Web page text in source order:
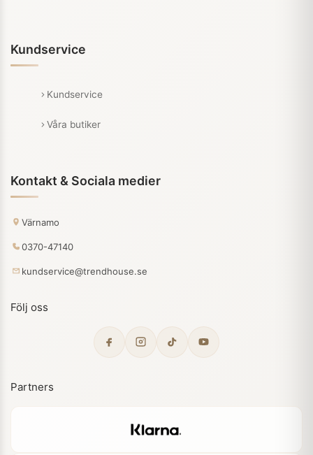
Kundservice
Kundservice
Våra butiker
Kontakt & Sociala medier
Värnamo
0370-47140
kundservice@trendhouse.se
Följ oss
Partners